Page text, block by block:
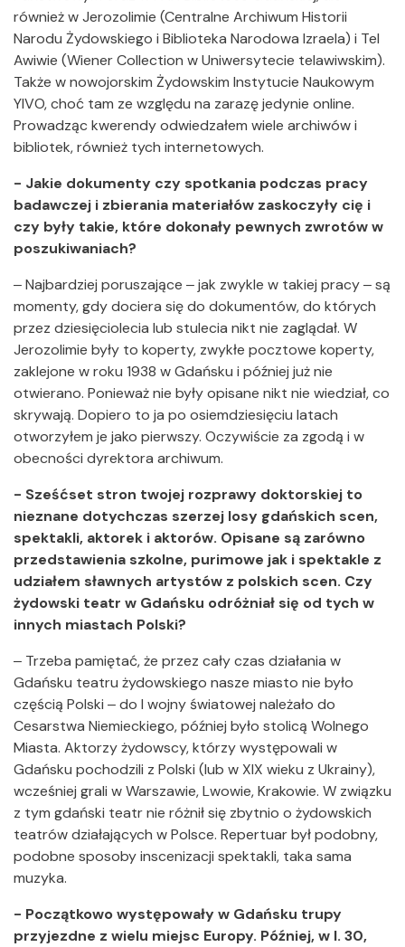
również w Jerozolimie (Centralne Archiwum Historii
Narodu Żydowskiego i Biblioteka Narodowa Izraela) i Tel
Awiwie (Wiener Collection w Uniwersytecie telawiwskim).
Także w nowojorskim Żydowskim Instytucie Naukowym
YIVO, choć tam ze względu na zarazę jedynie online.
Prowadząc kwerendy odwiedzałem wiele archiwów i
bibliotek, również tych internetowych.
- Jakie dokumenty czy spotkania podczas pracy
badawczej i zbierania materiałów zaskoczyły cię i
czy były takie, które dokonały pewnych zwrotów w
poszukiwaniach?
‒ Najbardziej poruszające ‒ jak zwykle w takiej pracy ‒ są
momenty, gdy dociera się do dokumentów, do których
przez dziesięciolecia lub stulecia nikt nie zaglądał. W
Jerozolimie były to koperty, zwykłe pocztowe koperty,
zaklejone w roku 1938 w Gdańsku i później już nie
otwierano. Ponieważ nie były opisane nikt nie wiedział, co
skrywają. Dopiero to ja po osiemdziesięciu latach
otworzyłem je jako pierwszy. Oczywiście za zgodą i w
obecności dyrektora archiwum.
- Sześćset stron twojej rozprawy doktorskiej to
nieznane dotychczas szerzej losy gdańskich scen,
spektakli, aktorek i aktorów. Opisane są zarówno
przedstawienia szkolne, purimowe jak i spektakle z
udziałem sławnych artystów z polskich scen. Czy
żydowski teatr w Gdańsku odróżniał się od tych w
innych miastach Polski?
‒ Trzeba pamiętać, że przez cały czas działania w
Gdańsku teatru żydowskiego nasze miasto nie było
częścią Polski ‒ do I wojny światowej należało do
Cesarstwa Niemieckiego, później było stolicą Wolnego
Miasta. Aktorzy żydowscy, którzy występowali w
Gdańsku pochodzili z Polski (lub w XIX wieku z Ukrainy),
wcześniej grali w Warszawie, Lwowie, Krakowie. W związku
z tym gdański teatr nie różnił się zbytnio o żydowskich
teatrów działających w Polsce. Repertuar był podobny,
podobne sposoby inscenizacji spektakli, taka sama
muzyka.
- Początkowo występowały w Gdańsku trupy
przyjezdne z wielu miejsc Europy. Później, w l. 30,